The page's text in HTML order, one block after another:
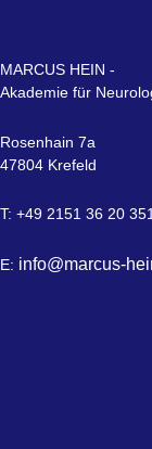
MARCUS HEIN -
Akademie für
Rosenhain 7a
47804 Krefeld
T: +49 2151 36 20 351
E: info@marcus-